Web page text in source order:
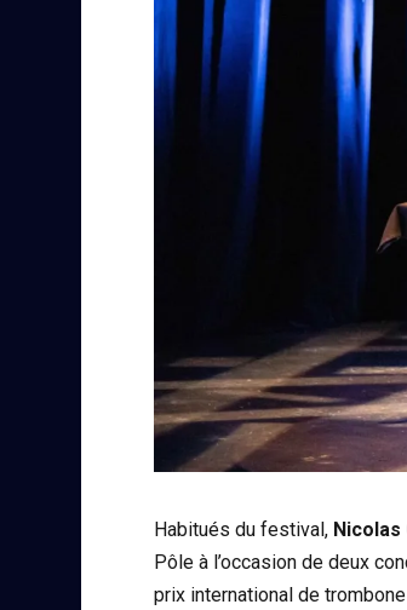
Habitués du festival, Nicolas
Pôle à l’occasion de deux
prix international de